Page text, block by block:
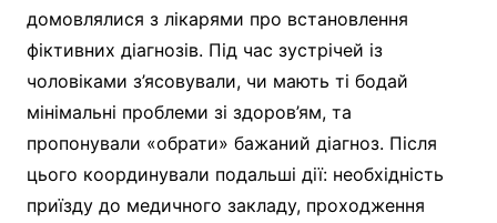
домовлялися з лікарями про встановлення
фіктивних діагнозів. Під час зустрічей із
чоловіками з’ясовували, чи мають ті бодай
мінімальні проблеми зі здоров’ям, та
пропонували «обрати» бажаний діагноз. Після
цього координували подальші дії: необхідність
приїзду до медичного закладу, проходження